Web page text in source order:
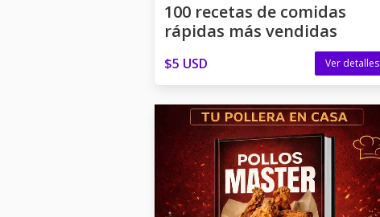
100 recetas de comidas
rápidas más vendidas
$5 USD Ver detalles